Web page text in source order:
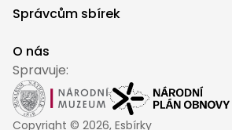
Správcům sbírek
O nás
Spravuje:
Copyright © 2026, Esbírky